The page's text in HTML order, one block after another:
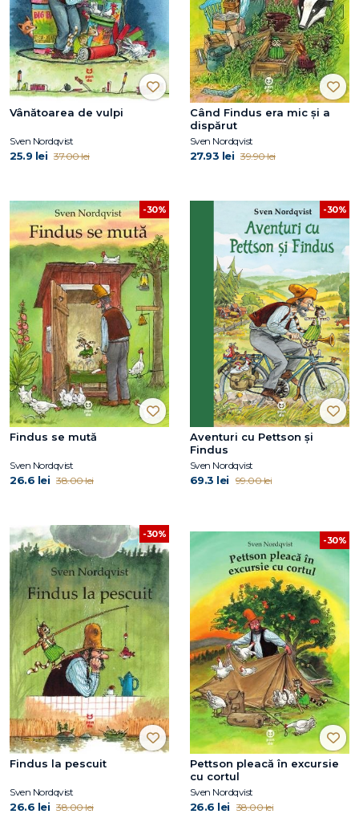
Vânătoarea de vulpi
Sven Nordqvist
25.9 lei 37.00 lei
Când Findus era mic și a
dispărut
Sven Nordqvist
27.93 lei 39.90 lei
-30%
Findus se mută
Sven Nordqvist
26.6 lei 38.00 lei
-30%
Aventuri cu Pettson și
Findus
Sven Nordqvist
69.3 lei 99.00 lei
-30%
Findus la pescuit
Sven Nordqvist
26.6 lei 38.00 lei
-30%
Pettson pleacă în excursie
cu cortul
Sven Nordqvist
26.6 lei 38.00 lei